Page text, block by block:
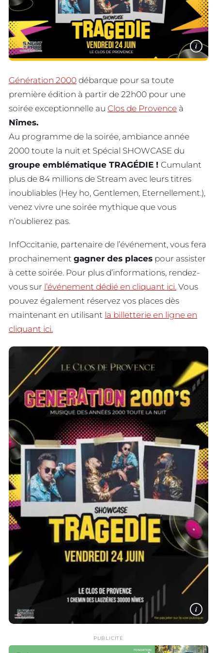
i
Génération 2000 débarque pour sa toute
première édition à partir de 22h00 pour une
soirée exceptionnelle au Clos de Provence à
Nîmes.
Au programme de la soirée, ambiance année
2000 toute la nuit et Spécial SHOWCASE du
groupe emblématique TRAGÉDIE ! Cumulant
plus de 84 millions de Stream avec leurs titres
inoubliables (Hey ho, Gentlemen, Eternellement.),
venez vivre une soirée mythique que vous
n’oublierez pas.
InfOccitanie, partenaire de l’événement, vous fera
prochainement gagner des places pour assister
à cette soirée. Pour plus d’informations, rendez-
vous sur l’événement dédié en cliquant ici. Vous
pouvez également réservez vos places dès
maintenant en utilisant la billetterie en ligne en
cliquant ici.
i
PUBLICITÉ